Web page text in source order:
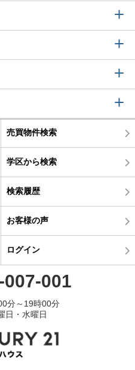
売買物件検索
学区から検索
検索履歴
お客様の声
ログイン
007-001
分～19時00分
日・水曜日